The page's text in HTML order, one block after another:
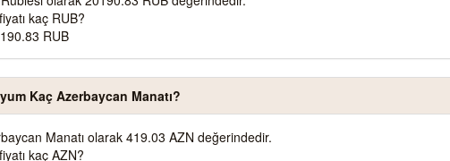
kaç RUB?
RUB
Kaç Azerbaycan Manatı?
Manatı olarak 419.03 AZN değerindedir.
kaç AZN?